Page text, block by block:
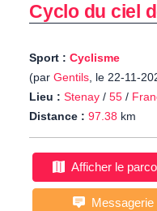
Cyclo du ciel
Sport : Cyclisme
(par Gentils, le 22-11-
Lieu : Stenay / 55 /
Distance : 97.38 km
Afficher le
Messagerie